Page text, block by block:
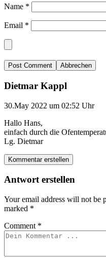
Name *
Email *
Abbrechen
Dietmar Kappl
30.May 2022 um 02:52 Uhr
Hallo Hans,
einfach durch die
Lg. Dietmar
Kommentar erstellen
Antwort erstellen
Your email address will not be
marked *
Comment *